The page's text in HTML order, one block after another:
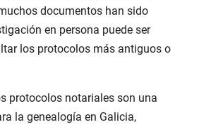
documentos han sido
en persona puede ser
los protocolos más antiguos o
protocolos notariales son una
la genealogía en Galicia,